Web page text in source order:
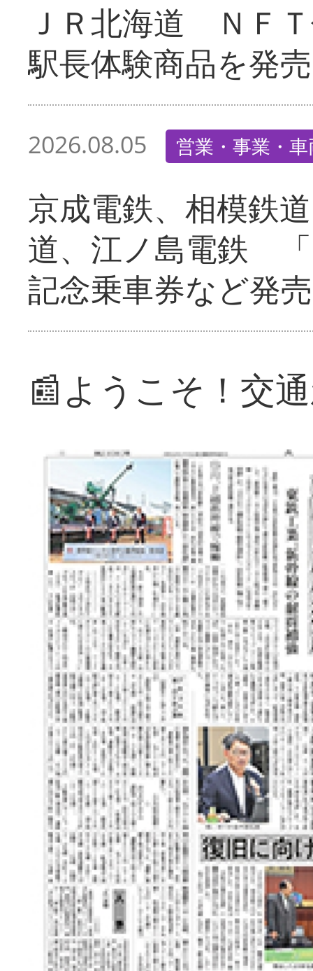
ＪＲ北海道 ＮＦ
駅長体験商品を発売
2026.08.05 営業・事業・
京成電鉄、相模鉄
道、江ノ島電鉄
記念乗車券など発売
📰ようこそ！交